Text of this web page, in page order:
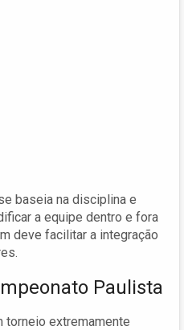
baseia na disciplina e
a equipe dentro e fora
deve facilitar a integração
Paulista
torneio extremamente